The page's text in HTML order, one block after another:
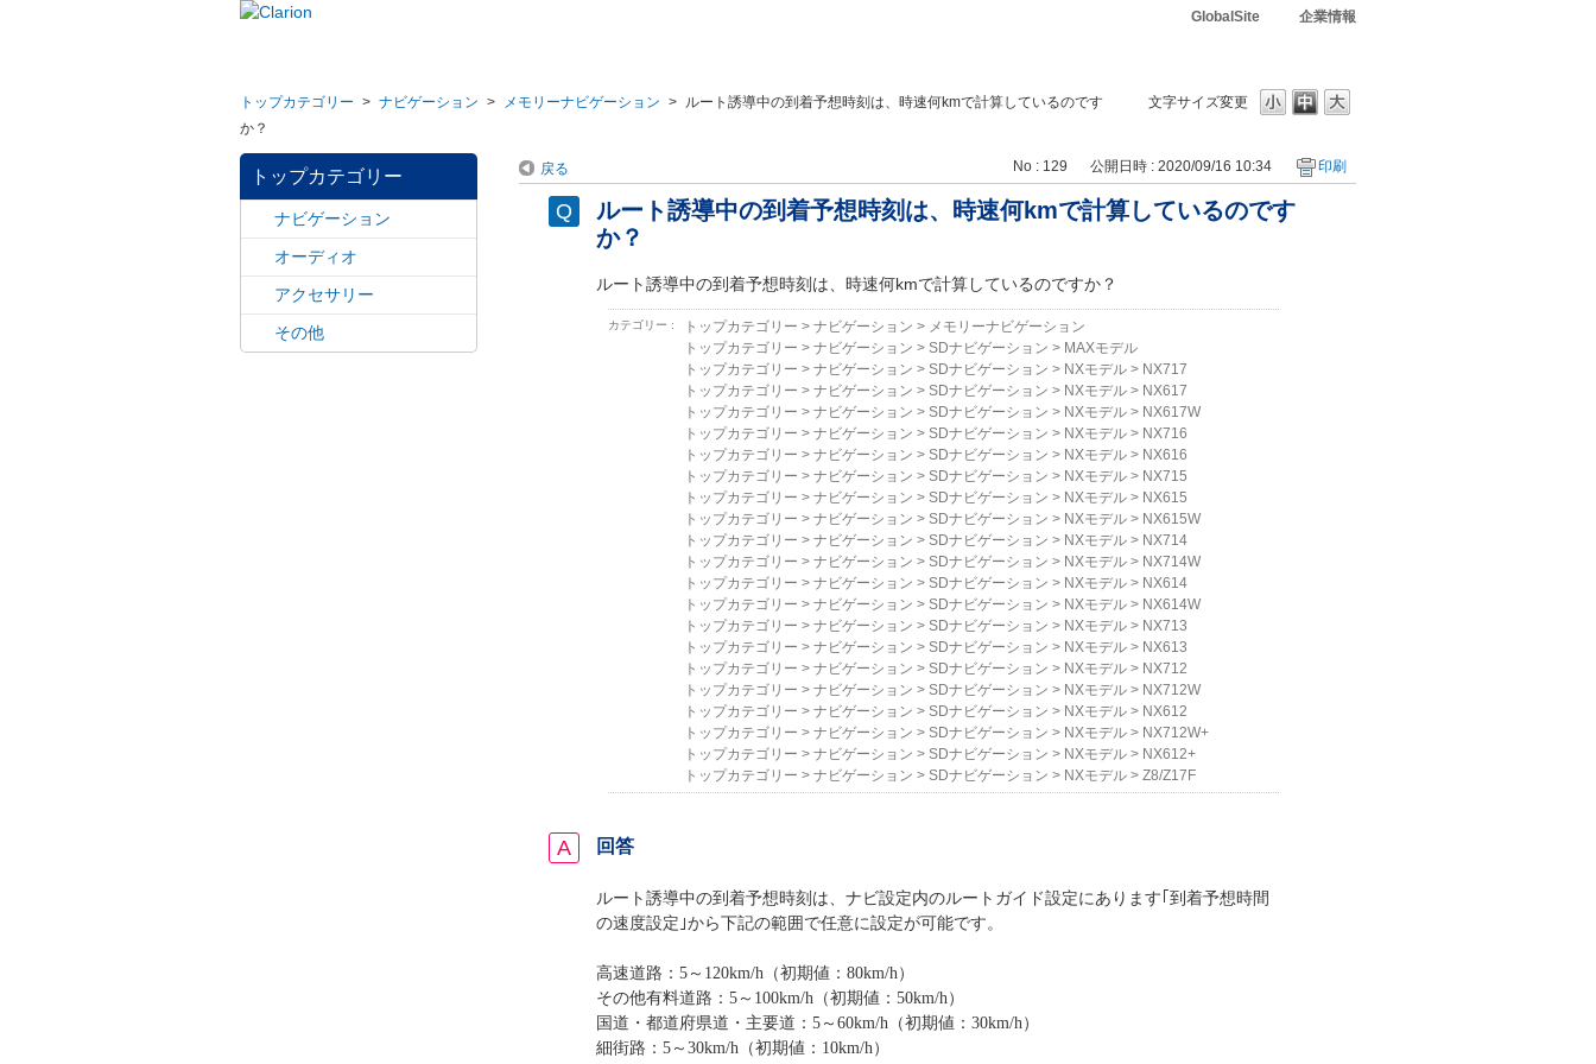
GlobalSite 企業情報
文字サイズ変更
トップカテゴリー > ナビゲーション > メモリーナビゲーション > ルート誘導中の到着予想時刻は、時速何kmで計算しているのです
か？
トップカテゴリー
ナビゲーション
オーディオ
アクセサリー
その他
戻る No : 129 公開日時 : 2020/09/16 10:34 印刷
ルート誘導中の到着予想時刻は、時速何kmで計算しているのです
か？
ルート誘導中の到着予想時刻は、時速何kmで計算しているのですか？
カテゴリー : トップカテゴリー > ナビゲーション > メモリーナビゲーション
トップカテゴリー > ナビゲーション > SDナビゲーション > MAXモデル
トップカテゴリー > ナビゲーション > SDナビゲーション > NXモデル > NX717
トップカテゴリー > ナビゲーション > SDナビゲーション > NXモデル > NX617
トップカテゴリー > ナビゲーション > SDナビゲーション > NXモデル > NX617W
トップカテゴリー > ナビゲーション > SDナビゲーション > NXモデル > NX716
トップカテゴリー > ナビゲーション > SDナビゲーション > NXモデル > NX616
トップカテゴリー > ナビゲーション > SDナビゲーション > NXモデル > NX715
トップカテゴリー > ナビゲーション > SDナビゲーション > NXモデル > NX615
トップカテゴリー > ナビゲーション > SDナビゲーション > NXモデル > NX615W
トップカテゴリー > ナビゲーション > SDナビゲーション > NXモデル > NX714
トップカテゴリー > ナビゲーション > SDナビゲーション > NXモデル > NX714W
トップカテゴリー > ナビゲーション > SDナビゲーション > NXモデル > NX614
トップカテゴリー > ナビゲーション > SDナビゲーション > NXモデル > NX614W
トップカテゴリー > ナビゲーション > SDナビゲーション > NXモデル > NX713
トップカテゴリー > ナビゲーション > SDナビゲーション > NXモデル > NX613
トップカテゴリー > ナビゲーション > SDナビゲーション > NXモデル > NX712
トップカテゴリー > ナビゲーション > SDナビゲーション > NXモデル > NX712W
トップカテゴリー > ナビゲーション > SDナビゲーション > NXモデル > NX612
トップカテゴリー > ナビゲーション > SDナビゲーション > NXモデル > NX712W+
トップカテゴリー > ナビゲーション > SDナビゲーション > NXモデル > NX612+
トップカテゴリー > ナビゲーション > SDナビゲーション > NXモデル > Z8/Z17F
回答
ルート誘導中の到着予想時刻は、ナビ設定内のルートガイド設定にあります｢到着予想時間
の速度設定｣から下記の範囲で任意に設定が可能です。
高速道路：5～120km/h（初期値： 80km/h）
その他有料道路：5～100km/h （初期値：50km/h）
国道・都道府県道・主要道： 5～60km/h（初期値：30km/h）
細街路：5～30km/h（初期値：10km/h）